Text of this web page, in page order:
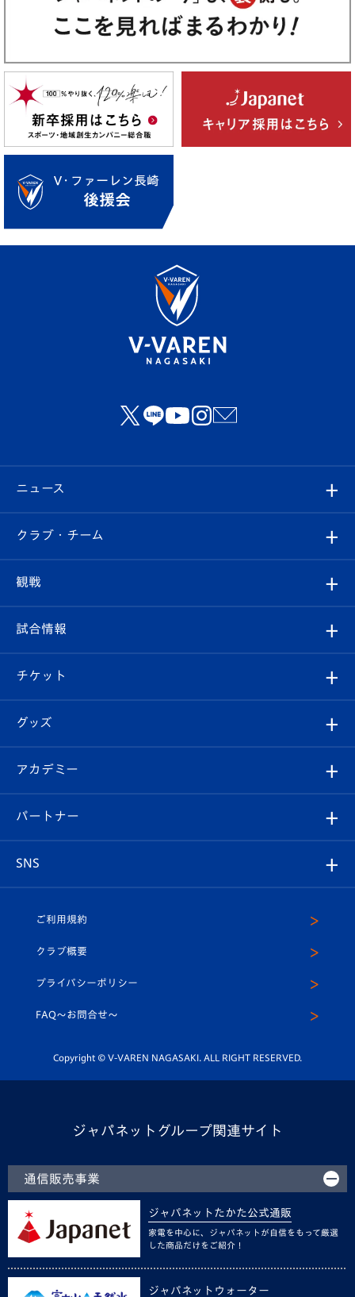
ニュース
すべて
クラブ
試合情報
チケット
イベント
メディア
ホームタウン
クラブ・チーム
クラブ概要
エンブレム紹介
スタッフプロフィール
マスコット紹介
平和祈念活動
ホームタウン活動
観戦
観戦ルール
はじめての観戦ガイド
Revive Team
ヴィヴィくんの長崎おもてなしガイド
試合情報
試合日程/結果
フォトギャラリー
スタジアムグルメ
チケット
チケット
V-LOVERS（ファンクラブ）
プレイヤーズスイート
グッズ
オンラインショップ
店舗情報
アカデミー
育成からのお知らせ
U-18
スクール
パートナー
SNS
ヴィヴィくんインスタグラム
公式LINE＠
ご利用規約
クラブ概要
プライバシーポリシー
FAQ〜お問合せ〜
Copyright © V-VAREN NAGASAKI. ALL RIGHT RESERVED.
ジャパネットグループ関連サイト
通信販売事業
ジャパネットたかた公式通販
家電を中心に、ジャパネットが自信をもって厳選
した商品だけをご紹介！
ジャパネットウォーター